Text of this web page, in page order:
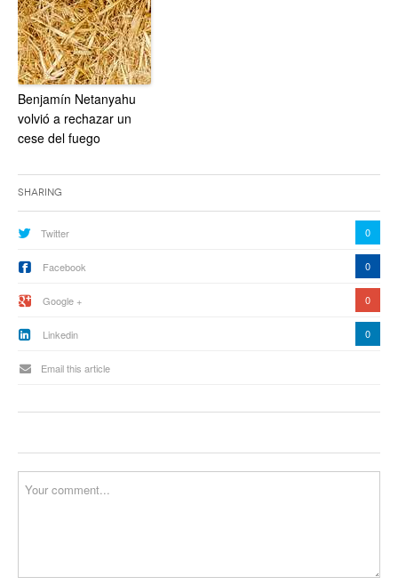
Benjamín Netanyahu
volvió a rechazar un
cese del fuego
Sharing
Twitter 0
Facebook 0
Google + 0
Linkedin 0
Email this article